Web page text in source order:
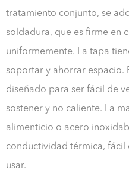
tratamiento conjunto, se
soldadura, que es firme en
uniformemente. La tapa
soportar y ahorrar espacio.
diseñado para ser fácil de
sostener y no caliente. La
alimenticio o acero
conductividad térmica,
usar.